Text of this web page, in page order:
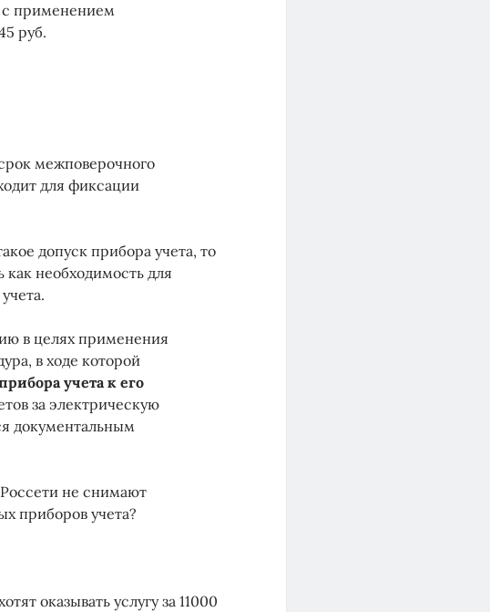
с применением
руб.
межповерочного
для фиксации
допуск прибора учета, то
необходимость для
в целях применения
в ходе которой
учета к его
за электрическую
документальным
не снимают
приборов учета?
оказывать услугу за 11000